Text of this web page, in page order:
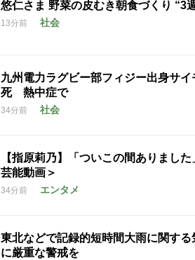
悠仁さま 野菜の皮むき朝食づくり “3
13分前 社会
九州電力ラグビー部フィジー出身サ
死 熱中症で
34分前 社会
【指原莉乃】「ついこの間ありまし
芸能動画＞
34分前 エンタメ
東北などで記録的短時間大雨に関す
に厳重な警戒を